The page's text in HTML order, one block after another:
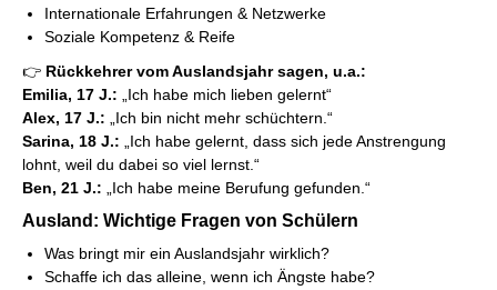
Internationale Erfahrungen & Netzwerke
Soziale Kompetenz & Reife
👉 Rückkehrer vom Auslandsjahr sagen, u.a.:
Emilia, 17 J.: „Ich habe mich lieben gelernt“
Alex, 17 J.: „Ich bin nicht mehr schüchtern.“
Sarina, 18 J.: „Ich habe gelernt, dass sich jede Anstrengung
lohnt, weil du dabei so viel lernst.“
Ben, 21 J.: „Ich habe meine Berufung gefunden.“
Ausland: Wichtige Fragen von Schülern
Was bringt mir ein Auslandsjahr wirklich?
Schaffe ich das alleine, wenn ich Ängste habe?